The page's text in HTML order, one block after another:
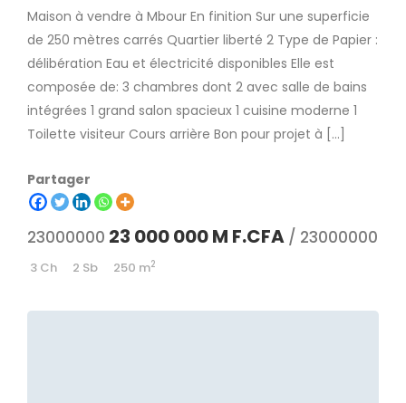
Maison à vendre à Mbour En finition Sur une superficie
de 250 mètres carrés Quartier liberté 2 Type de Papier :
délibération Eau et électricité disponibles Elle est
composée de: 3 chambres dont 2 avec salle de bains
intégrées 1 grand salon spacieux 1 cuisine moderne 1
Toilette visiteur Cours arrière Bon pour projet à […]
Partager
23000000 23 000 000 M F.CFA / 23000000
3 Ch 2 Sb 250 m2